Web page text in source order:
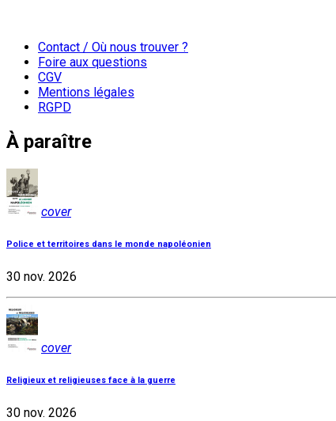
Contact / Où nous trouver ?
Foire aux questions
CGV
Mentions légales
RGPD
À paraître
cover
Police et territoires dans le monde napoléonien
30 nov. 2026
cover
Religieux et religieuses face à la guerre
30 nov. 2026